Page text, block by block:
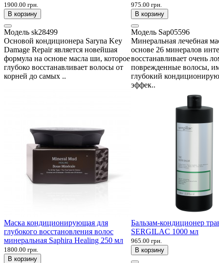
1900.00 грн.
В корзину
Модель sk28499
Основой кондиционера Saryna Key
Damage Repair является новейшая
формула на основе масла ши, которое
глубоко восстанавливает волосы от
корней до самых ..
975.00 грн.
В корзину
Модель Sap05596
Минеральная лечебная
основе 26 минералов
восстанавливает очень
поврежденные волосы,
глубокий
эффек..
Маска кондиционирующая для
глубокого восстановления волос
минеральная Saphira Healing 250 мл
1800.00 грн.
В корзину
Бальзам-кондиционер
SERGILAC 1000 мл
965.00 грн.
В корзину